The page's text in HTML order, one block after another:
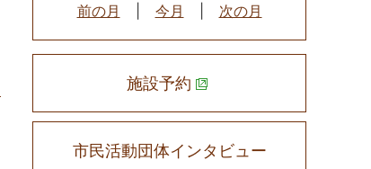
前の月 今月 次の月
施設予約
市民活動団体インタビュー